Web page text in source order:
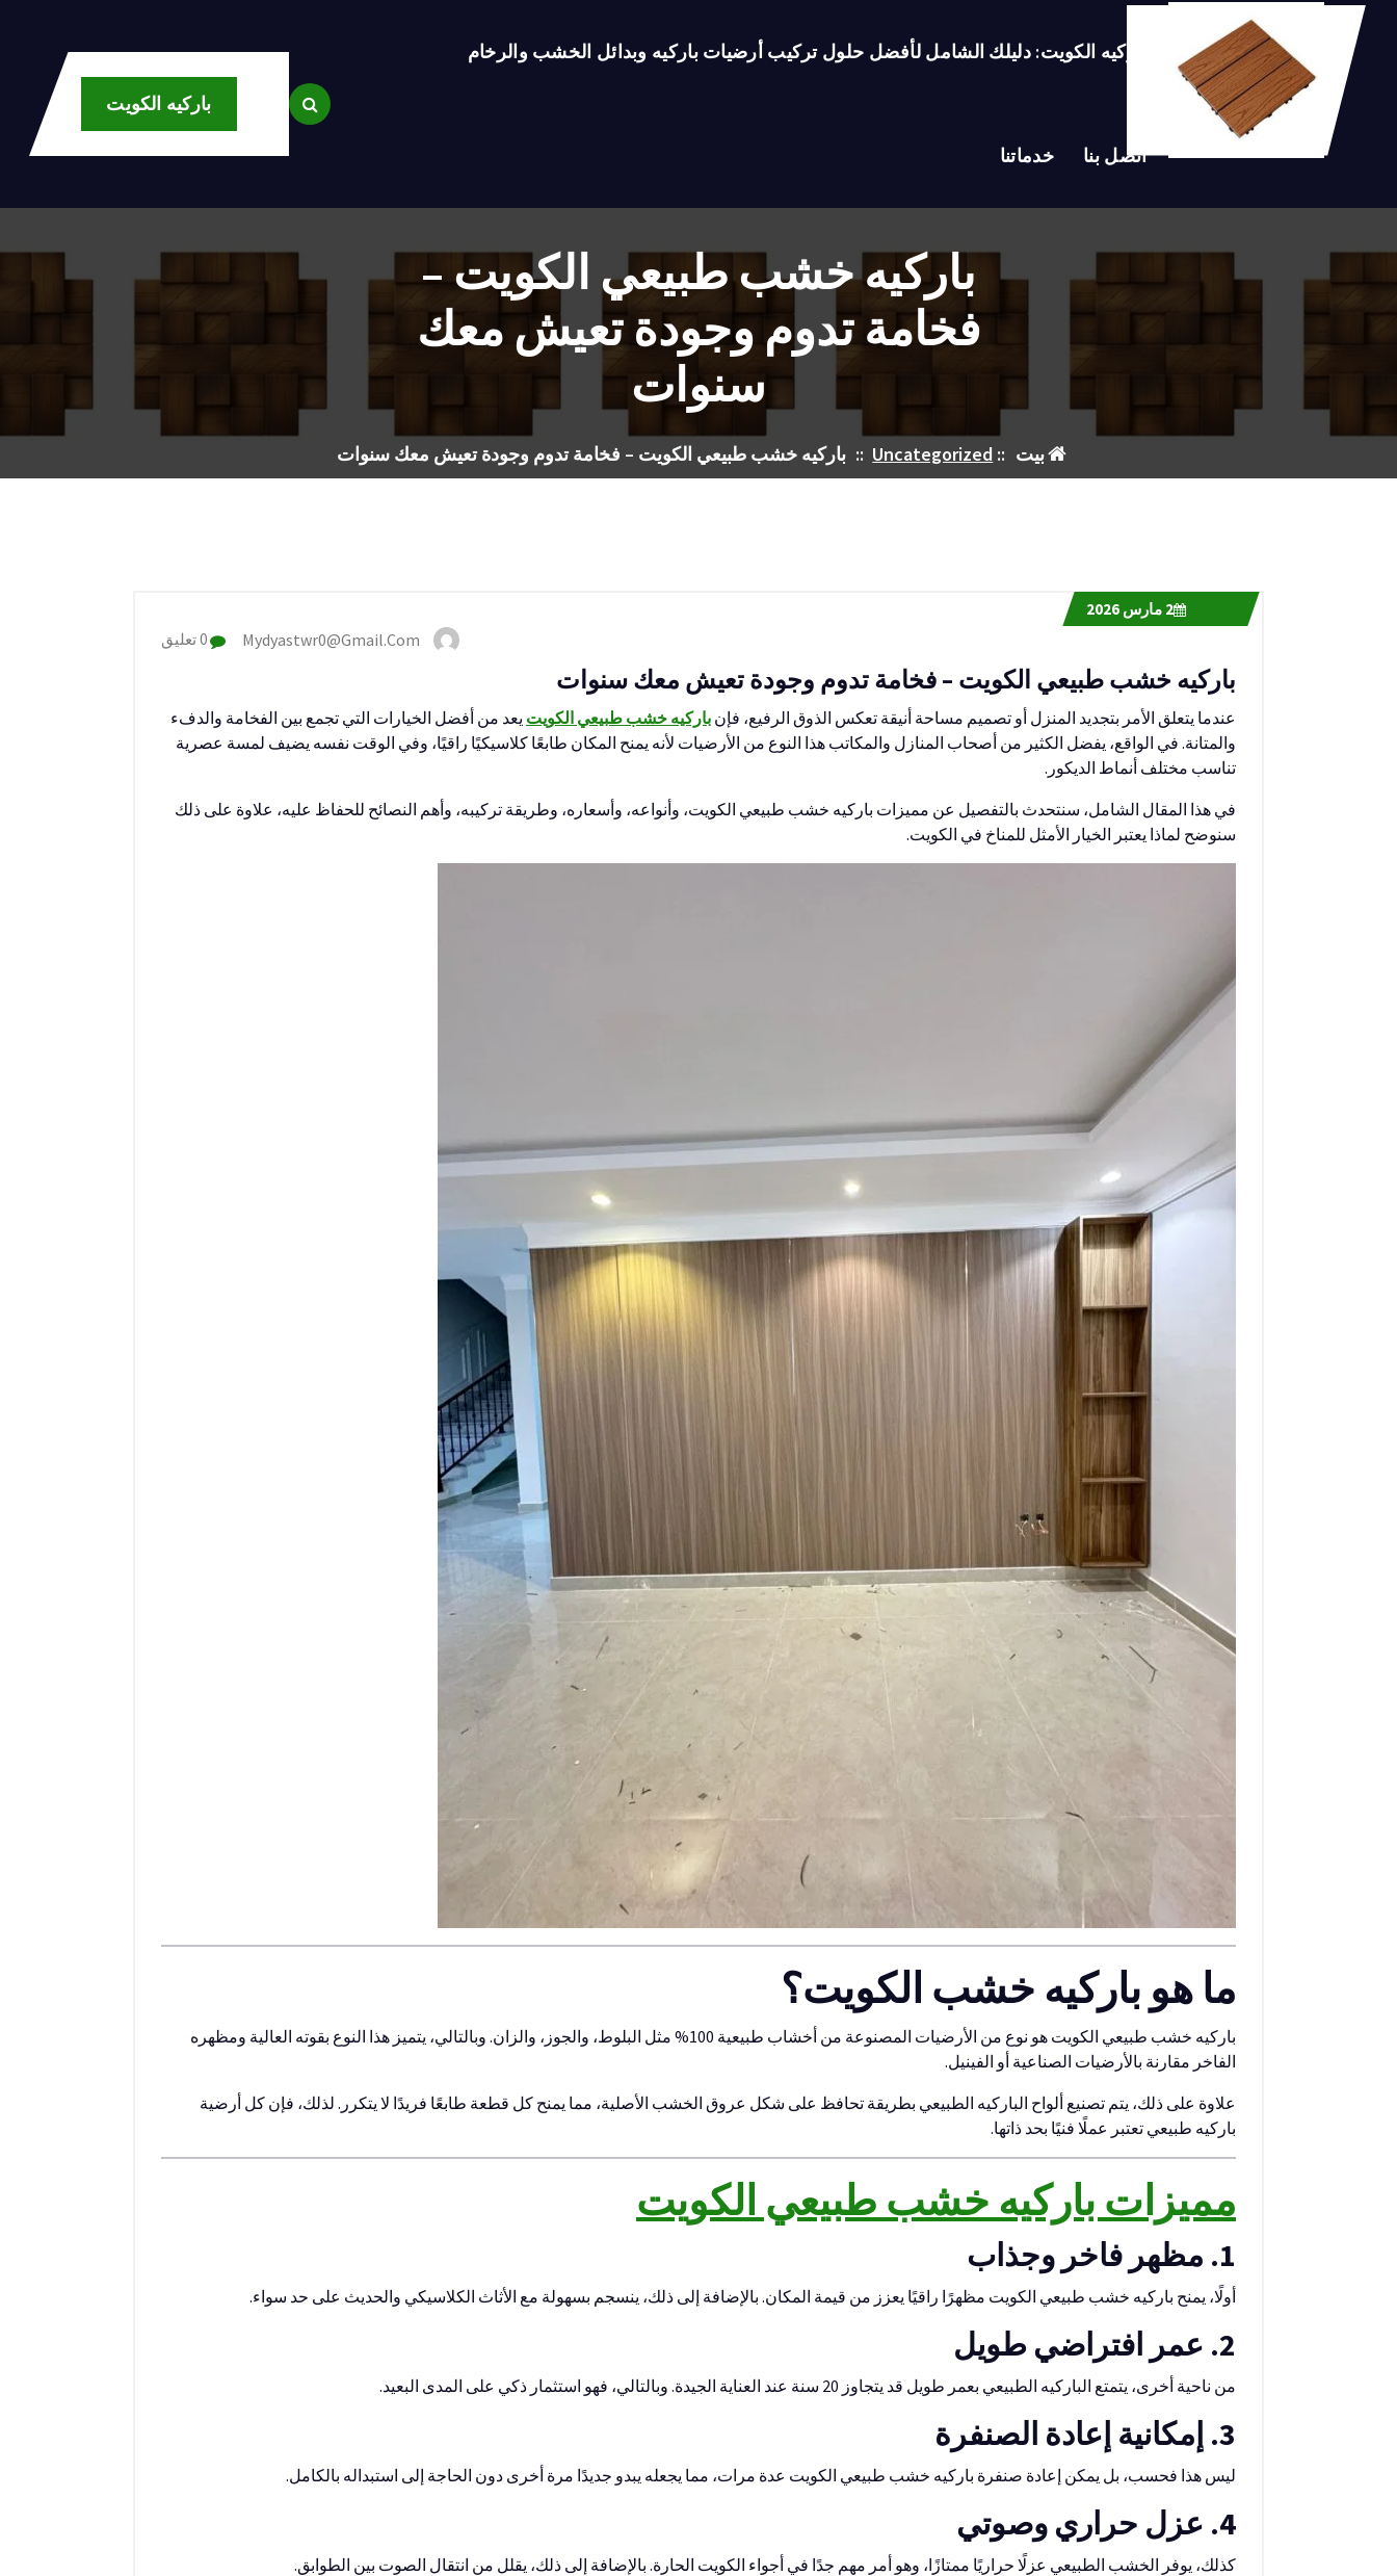
التجاوز
المحتوى
باركيه الكويت: دليلك الشامل لأفضل حلول تركيب أرضيات باركيه وبدائل الخشب والرخام
اتصل بنا خدماتنا
باركيه الكويت
باركيه خشب طبيعي الكويت –
فخامة تدوم وجودة تعيش معك
سنوات
بيت ::
Uncategorized
:: باركيه خشب طبيعي الكويت – فخامة تدوم وجودة تعيش معك سنوات
2 مارس 2026
Mydyastwr0@gmail.com
باركيه خشب طبيعي الكويت – فخامة تدوم وجودة تعيش معك سنوات
عندما يتعلق الأمر بتجديد المنزل أو تصميم مساحة أنيقة تعكس الذوق الرفيع، فإن باركيه خشب طبيعي الكويت يعد من أفضل الخيارات التي تجمع بين الفخامة والدفء
والمتانة. في الواقع، يفضل الكثير من أصحاب المنازل والمكاتب هذا النوع من الأرضيات لأنه يمنح المكان طابعًا كلاسيكيًا راقيًا، وفي الوقت نفسه يضيف لمسة عصرية
تناسب مختلف أنماط الديكور.
في هذا المقال الشامل، سنتحدث بالتفصيل عن مميزات باركيه خشب طبيعي الكويت، وأنواعه، وأسعاره، وطريقة تركيبه، وأهم النصائح للحفاظ عليه، علاوة على ذلك
سنوضح لماذا يعتبر الخيار الأمثل للمناخ في الكويت.
ما هو باركيه خشب الكويت؟
باركيه خشب طبيعي الكويت هو نوع من الأرضيات المصنوعة من أخشاب طبيعية 100% مثل البلوط، والجوز، والزان. وبالتالي، يتميز هذا النوع بقوته العالية ومظهره
الفاخر مقارنة بالأرضيات الصناعية أو الفينيل.
علاوة على ذلك، يتم تصنيع ألواح الباركيه الطبيعي بطريقة تحافظ على شكل عروق الخشب الأصلية، مما يمنح كل قطعة طابعًا فريدًا لا يتكرر. لذلك، فإن كل أرضية
باركيه طبيعي تعتبر عملًا فنيًا بحد ذاتها.
مميزات باركيه خشب طبيعي الكويت
1. مظهر فاخر وجذاب
أولًا، يمنح باركيه خشب طبيعي الكويت مظهرًا راقيًا يعزز من قيمة المكان. بالإضافة إلى ذلك، ينسجم بسهولة مع الأثاث الكلاسيكي والحديث على حد سواء.
2. عمر افتراضي طويل
من ناحية أخرى، يتمتع الباركيه الطبيعي بعمر طويل قد يتجاوز 20 سنة عند العناية الجيدة. وبالتالي، فهو استثمار ذكي على المدى البعيد.
3. إمكانية إعادة الصنفرة
ليس هذا فحسب، بل يمكن إعادة صنفرة باركيه خشب طبيعي الكويت عدة مرات، مما يجعله يبدو جديدًا مرة أخرى دون الحاجة إلى استبداله بالكامل.
4. عزل حراري وصوتي
كذلك، يوفر الخشب الطبيعي عزلًا حراريًا ممتازًا، وهو أمر مهم جدًا في أجواء الكويت الحارة. بالإضافة إلى ذلك، يقلل من انتقال الصوت بين الطوابق.